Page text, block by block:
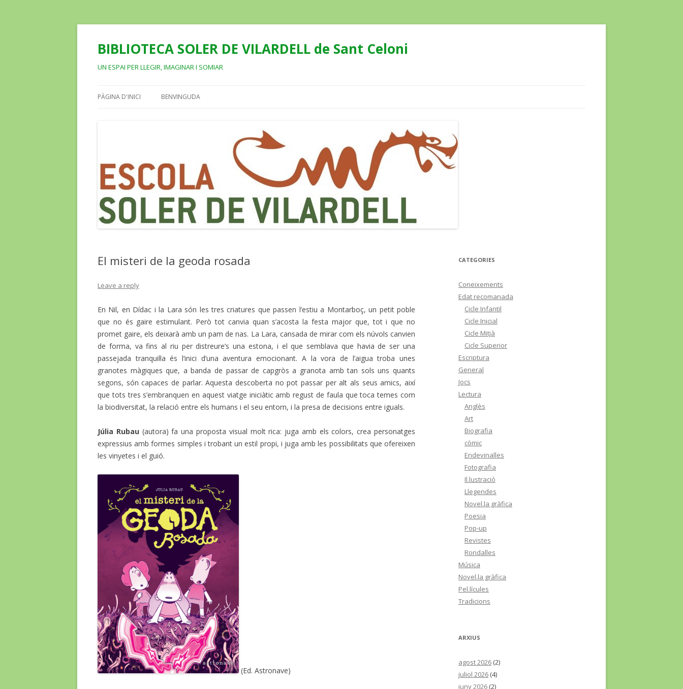
BIBLIOTECA SOLER DE VILARDELL de Sant Celoni
UN ESPAI PER LLEGIR, IMAGINAR I SOMIAR
PÀGINA D'INICI BENVINGUDA
El misteri de la geoda rosada
Leave a reply
En Nil, en Dídac i la Lara són les tres criatures que passen l’estiu a Montarboç, un petit poble
que no és gaire estimulant. Però tot canvia quan s’acosta la festa major que, tot i que no
promet gaire, els deixarà amb un pam de nas. La Lara, cansada de mirar com els núvols canvien
de forma, va fins al riu per distreure’s una estona, i el que semblava que havia de ser una
passejada tranquil·la és l’inici d’una aventura emocionant. A la vora de l’aigua troba unes
granotes màgiques que, a banda de passar de capgròs a granota amb tan sols uns quants
segons, són capaces de parlar. Aquesta descoberta no pot passar per alt als seus amics, així
que tots tres s’embranquen en aquest viatge iniciàtic amb regust de faula que toca temes com
la biodiversitat, la relació entre els humans i el seu entorn, i la presa de decisions entre iguals.
Júlia Rubau(autora) fa una proposta visual molt rica: juga amb els colors, crea personatges
expressius amb formes simples i trobant un estil propi, i juga amb les possibilitats que ofereixen
les vinyetes i el guió.
(Ed. Astronave)
CATEGORIES
Coneixements
Edat recomanada
Cicle Infantil
Cicle Inicial
Cicle Mitjà
Cicle Superior
Escriptura
General
Jocs
Lectura
Anglès
Art
Biografia
còmic
Endevinalles
Fotografia
Il.lustració
Llegendes
Novel.la gràfica
Poesia
Pop-up
Revistes
Rondalles
Música
Novel.la gràfica
Pel.lícules
Tradicions
ARXIUS
agost 2026 (2)
juliol 2026 (4)
juny 2026 (2)